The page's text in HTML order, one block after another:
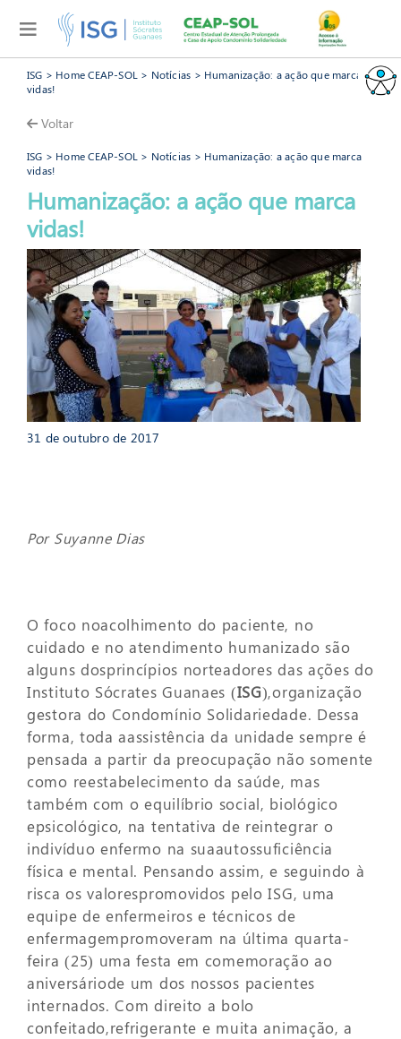
ISG > Home CEAP-SOL > Notícias > Humanização: a ação que marca
vidas!
Voltar
ISG > Home CEAP-SOL > Notícias > Humanização: a ação que marca
vidas!
Humanização: a ação que marca
vidas!
31 de outubro de 2017
Por Suyanne Dias
O foco noacolhimento do paciente, no
cuidado e no atendimento humanizado são
alguns dosprincípios norteadores das ações do
Instituto Sócrates Guanaes (ISG),organização
gestora do Condomínio Solidariedade. Dessa
forma, toda aassistência da unidade sempre é
pensada a partir da preocupação não somente
como reestabelecimento da saúde, mas
também com o equilíbrio social, biológico
epsicológico, na tentativa de reintegrar o
indivíduo enfermo na suaautossuficiência
física e mental. Pensando assim, e seguindo à
risca os valorespromovidos pelo ISG, uma
equipe de enfermeiros e técnicos de
enfermagempromoveram na última quarta-
feira (25) uma festa em comemoração ao
aniversáriode um dos nossos pacientes
internados. Com direito a bolo
confeitado,refrigerante e muita animação, a